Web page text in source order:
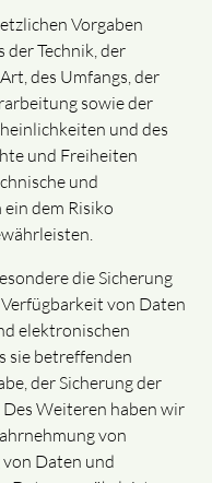
Vorgaben
der Technik, der
des Umfangs, der
sowie der
und des
und Freiheiten
und
dem Risiko
die Sicherung
von Daten
elektronischen
sie betreffenden
der Sicherung der
Weiteren haben wir
von
Daten und